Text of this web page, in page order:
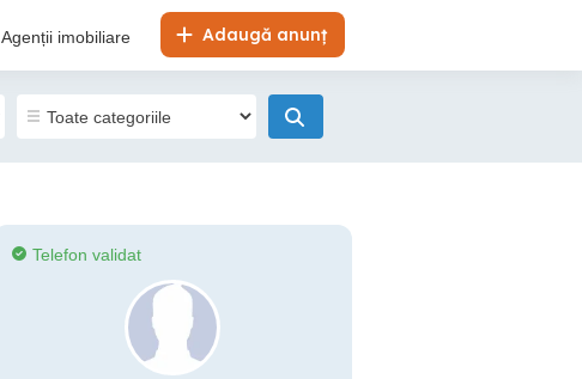
Adaugă anunț
Agenții imobiliare
Telefon validat